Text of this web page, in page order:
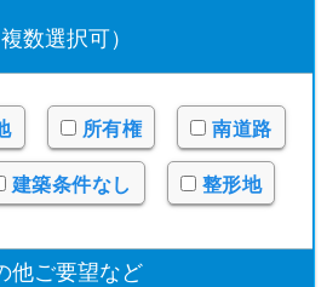
複数選択可）
所有権 南道路
建築条件なし 整形地
他ご要望など